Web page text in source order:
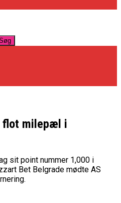
Dansker Hos Rabbits
flot milepæl i
sit point nummer 1,000 i
Bet Belgrade mødte AS